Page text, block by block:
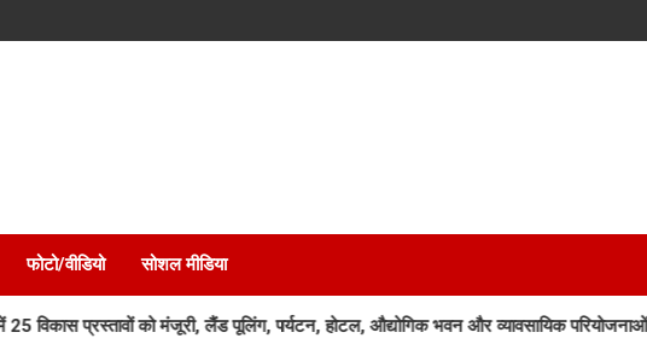
फोटो/वीडियो सोशल मीडिया
को मंजूरी, लैंड पूलिंग, पर्यटन, होटल, औद्योगिक भवन और व्यावसायिक परियोजनाओं पर अहम फैसले